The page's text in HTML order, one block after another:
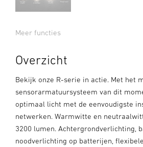
Meer functies
Overzicht
Bekijk onze R-serie in actie. Met het
sensorarmatuursysteem van dit
optimaal licht met de eenvoudigste
netwerken. Warmwitte en
3200 lumen. Achtergrondverlichting,
noodverlichting op batterijen,